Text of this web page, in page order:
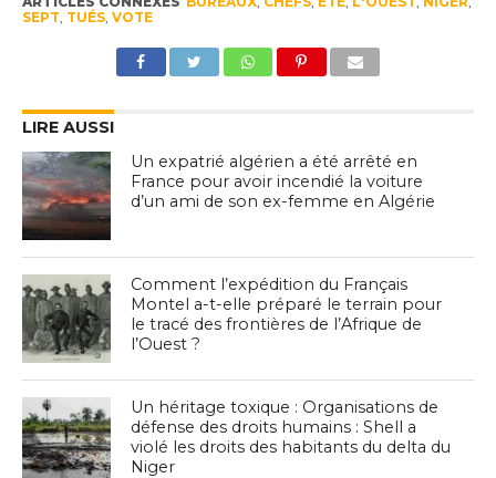
SEPT TUÉS, VOTE
LIRE AUSSI
Un expatrié algérien a été arrêté en
France pour avoir incendié la voiture
d’un ami de son ex-femme en Algérie
Comment l’expédition du Français
Montel a-t-elle préparé le terrain pour
le tracé des frontières de l’Afrique de
l’Ouest ?
Un héritage toxique : Organisations de
défense des droits humains : Shell a
violé les droits des habitants du delta du
Niger